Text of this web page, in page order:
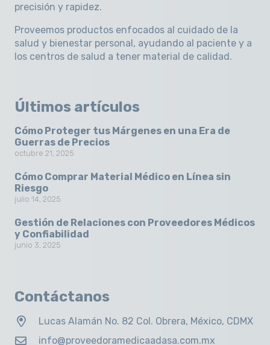
precisión y rapidez.
Proveemos productos enfocados al cuidado de la
salud y bienestar personal, ayudando al paciente y a
los centros de salud a tener material de calidad.
Últimos artículos
Cómo Proteger tus Márgenes en una Era de
Guerras de Precios
octubre 21, 2025
Cómo Comprar Material Médico en Línea sin
Riesgo
julio 14, 2025
Gestión de Relaciones con Proveedores Médicos
y Confiabilidad
junio 3, 2025
Contáctanos
Lucas Alamán No. 82 Col. Obrera, México, CDMX
info@proveedoramedicaadasa.com.mx